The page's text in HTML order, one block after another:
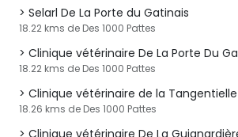
Selarl De La Porte du Gatinais
18.22 kms de Des 1000 Pattes
Clinique vétérinaire De La Porte Du
18.22 kms de Des 1000 Pattes
Clinique vétérinaire de la Tangentielle
18.26 kms de Des 1000 Pattes
Clinique vétérinaire De La